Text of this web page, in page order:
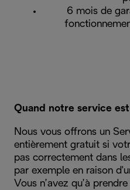
6 mois de
Quand notre service
Nous vous offrons un
entièrement gratuit si
pas correctement dans
par exemple en raison
Vous n’avez qu’à